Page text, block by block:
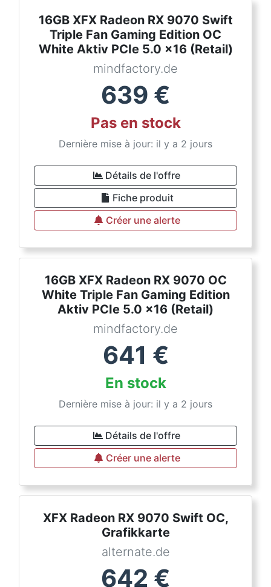
16GB XFX Radeon RX 9070 Swift
Triple Fan Gaming Edition OC
White Aktiv PCIe 5.0 x16 (Retail)
mindfactory.de
639 €
Pas en stock
Dernière mise à jour: il y a 2 jours
Détails de l'offre
Fiche produit
Créer une alerte
16GB XFX Radeon RX 9070 OC
White Triple Fan Gaming Edition
Aktiv PCIe 5.0 x16 (Retail)
mindfactory.de
641 €
En stock
Dernière mise à jour: il y a 2 jours
Détails de l'offre
Créer une alerte
XFX Radeon RX 9070 Swift OC,
Grafikkarte
alternate.de
642 €